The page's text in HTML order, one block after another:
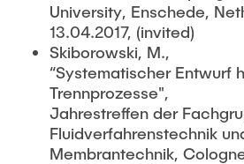
University, Enschede,
13.04.2017, (invited)
Skiborowski, M.,
“Systematischer Entwurf
Trennprozesse",
Jahrestreffen der
Fluidverfahrenstechnik
Membrantechnik,